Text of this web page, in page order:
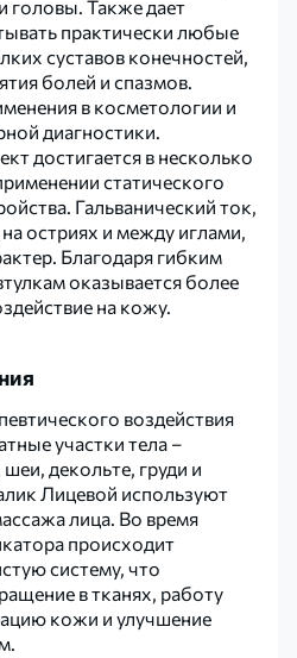
головы. Также дает
практически любые
суставов конечностей,
болей и спазмов.
в косметологии и
диагностики.
достигается в несколько
статического
Гальванический ток,
остриях и между иглами,
Благодаря гибким
оказывается более
на кожу.
воздействия
участки тела –
декольте, груди и
Лицевой используют
лица. Во время
происходит
систему, что
в тканях, работу
кожи и улучшение